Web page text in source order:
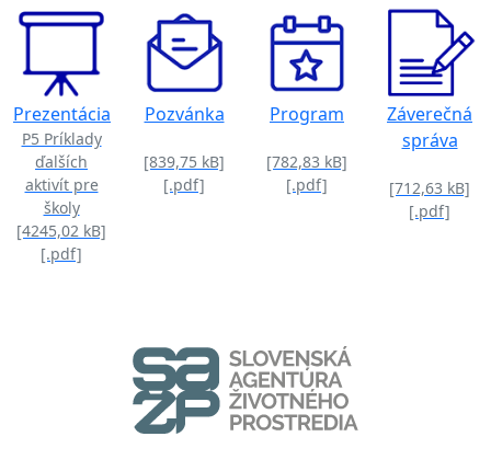
Prezentácia
P5 Príklady
ďalších
aktivít pre
školy
[4245,02 kB]
[.pdf]
Pozvánka
[839,75 kB]
[.pdf]
Program
[782,83 kB]
[.pdf]
Záverečná
správa
[712,63 kB]
[.pdf]